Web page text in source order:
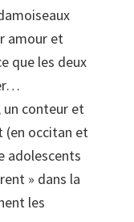
amour et
que les deux
un conteur et
(en occitan et
adolescents
» dans la
les